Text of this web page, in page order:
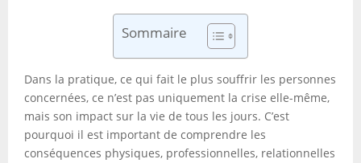
Sommaire
Dans la pratique, ce qui fait le plus souffrir les personnes
concernées, ce n’est pas uniquement la crise elle-même,
mais son impact sur la vie de tous les jours. C’est
pourquoi il est important de comprendre les
conséquences physiques, professionnelles, relationnelles